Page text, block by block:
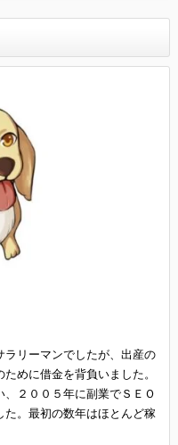
ラリーマンでしたが、出産の
めに借金を背負いました。
２００５年に副業でＳＥＯ
。最初の数年はほとんど稼